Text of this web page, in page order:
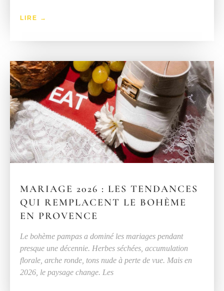
LIRE →
MARIAGE 2026 : LES TENDANCES
QUI REMPLACENT LE BOHÈME
EN PROVENCE
Le bohème pampas a dominé les mariages pendant
presque une décennie. Herbes séchées, accumulation
florale, arche ronde, tons nude à perte de vue. Mais en
2026, le paysage change. Les